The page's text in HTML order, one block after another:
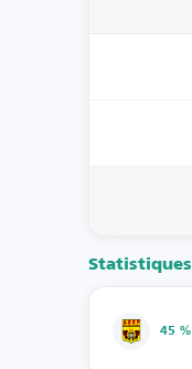
Statistiques
45 %